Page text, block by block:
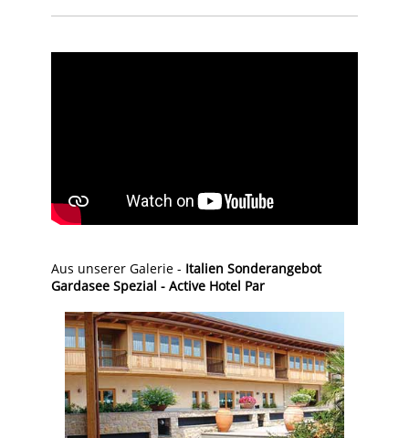
Aus unserer Galerie - Italien Sonderangebot
Gardasee Spezial - Active Hotel Par